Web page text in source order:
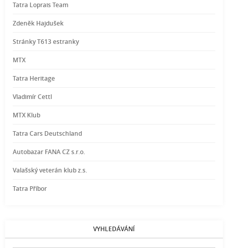
Tatra Loprais Team
Zdeněk Hajdušek
Stránky T613 estranky
MTX
Tatra Heritage
Vladimír Cettl
MTX Klub
Tatra Cars Deutschland
Autobazar FANA CZ s.r.o.
Valašský veterán klub z.s.
Tatra Příbor
VYHLEDÁVÁNÍ